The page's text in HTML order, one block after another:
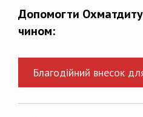
Допомогти
чином:
Благодійний внесок